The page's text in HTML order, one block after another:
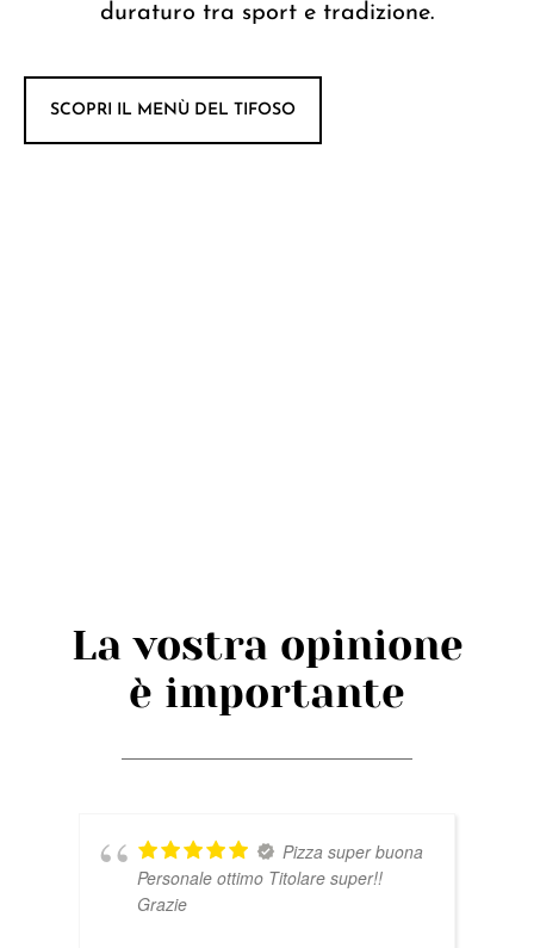
duraturo tra sport e tradizione.
SCOPRI IL MENÙ DEL TIFOSO
La vostra opinione
è importante
Pizza super buona
Personale ottimo Titolare super!!
Grazie